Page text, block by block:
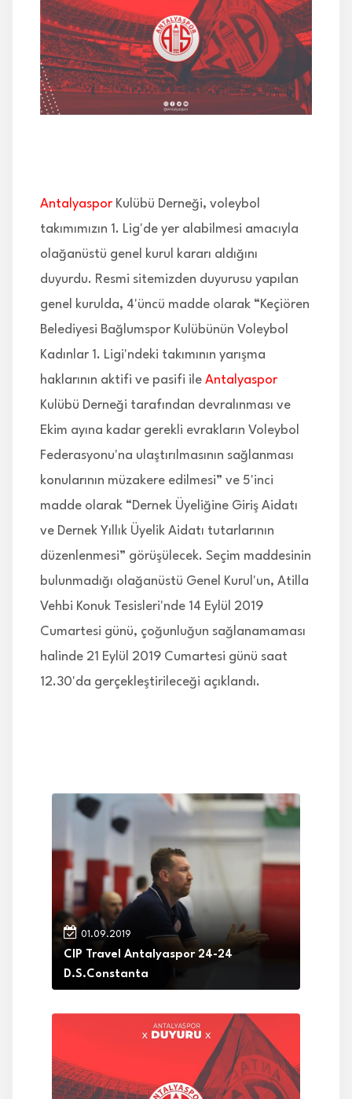
İLETİŞİM
Antalyaspor Kulübü Derneği, voleybol
takımımızın 1. Lig'de yer alabilmesi amacıyla
olağanüstü genel kurul kararı aldığını
duyurdu. Resmi sitemizden duyurusu yapılan
genel kurulda, 4'üncü madde olarak “Keçiören
Belediyesi Bağlumspor Kulübünün Voleybol
Kadınlar 1. Ligi'ndeki takımının yarışma
haklarının aktifi ve pasifi ile Antalyaspor
Kulübü Derneği tarafından devralınması ve
Ekim ayına kadar gerekli evrakların Voleybol
Federasyonu'na ulaştırılmasının sağlanması
konularının müzakere edilmesi” ve 5'inci
madde olarak “Dernek Üyeliğine Giriş Aidatı
ve Dernek Yıllık Üyelik Aidatı tutarlarının
düzenlenmesi” görüşülecek. Seçim maddesinin
bulunmadığı olağanüstü Genel Kurul'un, Atilla
Vehbi Konuk Tesisleri'nde 14 Eylül 2019
Cumartesi günü, çoğunluğun sağlanamaması
halinde 21 Eylül 2019 Cumartesi günü saat
12.30'da gerçekleştirileceği açıklandı.
01.09.2019
CIP Travel Antalyaspor 24-24
D.S.Constanta